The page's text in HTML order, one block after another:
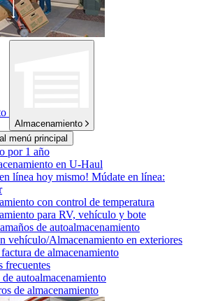
Almacenamiento
menú principal
por 1 año
en U-Haul
línea hoy mismo! Múdate en línea:
con control de temperatura
para RV, vehículo y bote
de autoalmacenamiento
vehículo/Almacenamiento en exteriores
de almacenamiento
frecuentes
autoalmacenamiento
de almacenamiento